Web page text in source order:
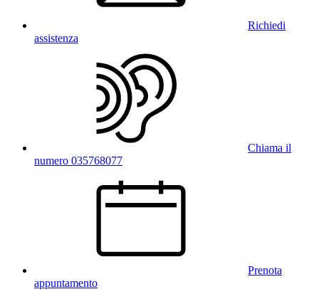
Richiedi
assistenza
Chiama il
numero 035768077
Prenota
appuntamento